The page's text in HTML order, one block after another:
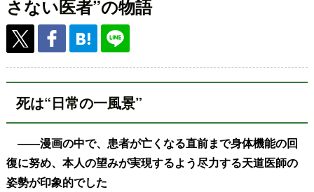
さない医者”の物語
死は“日常の一風景”
――漫画の中で、患者が亡くなる直前まで身体機能の回
復に努め、本人の望みが実現するよう尽力する天道医師の
姿勢が印象的でした